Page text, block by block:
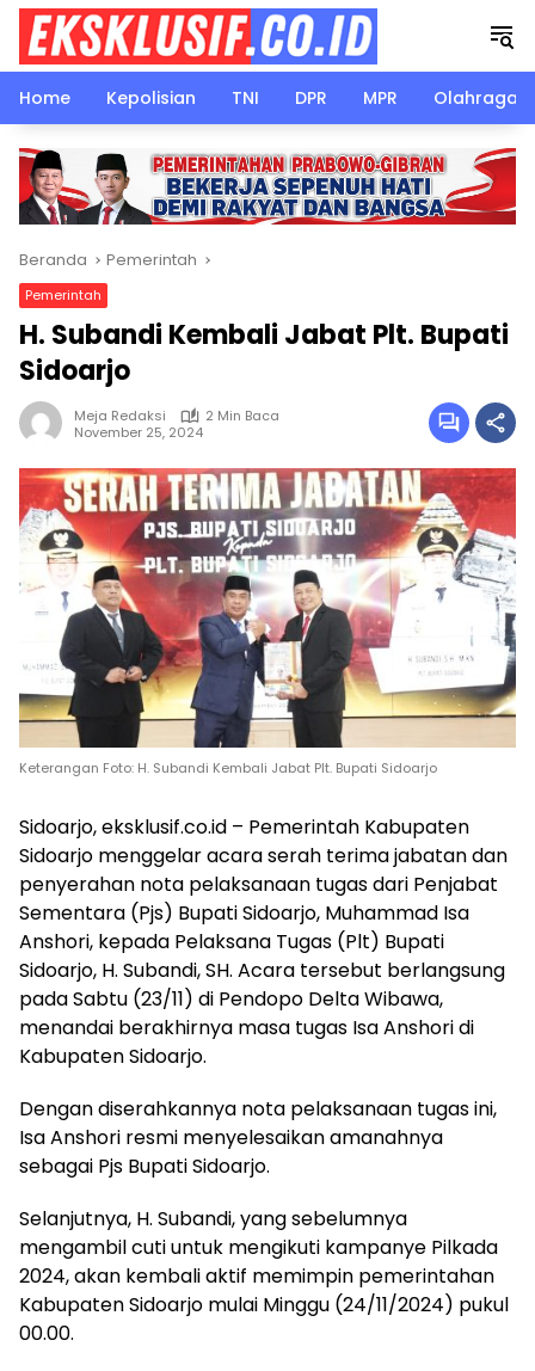
Langsung
konten
Home
Kepolisian TNI DPR MPR Olahraga
Beranda Pemerintah
Pemerintah
H. Subandi Kembali Jabat Plt. Bupati
Sidoarjo
Meja Redaksi
2 Min Baca
November 25, 2024
Keterangan Foto: H. Subandi Kembali Jabat Plt. Bupati Sidoarjo
Sidoarjo, eksklusif.co.id – Pemerintah Kabupaten
Sidoarjo menggelar acara serah terima jabatan dan
penyerahan nota pelaksanaan tugas dari Penjabat
Sementara (Pjs) Bupati Sidoarjo, Muhammad Isa
Anshori, kepada Pelaksana Tugas (Plt) Bupati
Sidoarjo, H. Subandi, SH. Acara tersebut berlangsung
pada Sabtu (23/11) di Pendopo Delta Wibawa,
menandai berakhirnya masa tugas Isa Anshori di
Kabupaten Sidoarjo.
Dengan diserahkannya nota pelaksanaan tugas ini,
Isa Anshori resmi menyelesaikan amanahnya
sebagai Pjs Bupati Sidoarjo.
Selanjutnya, H. Subandi, yang sebelumnya
mengambil cuti untuk mengikuti kampanye Pilkada
2024, akan kembali aktif memimpin pemerintahan
Kabupaten Sidoarjo mulai Minggu (24/11/2024) pukul
00.00.